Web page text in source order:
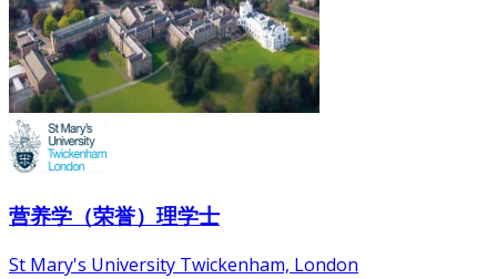
营养学（荣誉）理学士
St Mary's University Twickenham, London